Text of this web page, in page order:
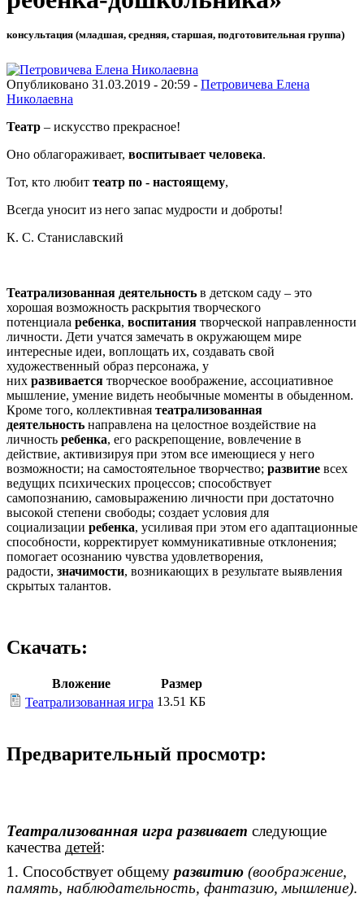
консультация (младшая, средняя, старшая, подготовительная группа)
Опубликовано 31.03.2019 - 20:59 - Петровичева Елена
Николаевна
Театр – искусство прекрасное!
Оно облагораживает, воспитывает человека.
Тот, кто любит театр по - настоящему,
Всегда уносит из него запас мудрости и доброты!
К. С. Станиславский
Театрализованная деятельность в детском саду – это
хорошая возможность раскрытия творческого
потенциала ребенка, воспитания творческой направленности
личности. Дети учатся замечать в окружающем мире
интересные идеи, воплощать их, создавать свой
художественный образ персонажа, у
них развивается творческое воображение, ассоциативное
мышление, умение видеть необычные моменты в обыденном.
Кроме того, коллективная театрализованная
деятельность направлена на целостное воздействие на
личность ребенка, его раскрепощение, вовлечение в
действие, активизируя при этом все имеющиеся у него
возможности; на самостоятельное творчество; развитие всех
ведущих психических процессов; способствует
самопознанию, самовыражению личности при достаточно
высокой степени свободы; создает условия для
социализации ребенка, усиливая при этом его адаптационные
способности, корректирует коммуникативные отклонения;
помогает осознанию чувства удовлетворения,
радости, значимости, возникающих в результате выявления
скрытых талантов.
Скачать:
Вложение
Размер
Театрализованная игра 13.51 КБ
Предварительный просмотр:
Театрализованная игра развивает следующие
качества детей:
1. Способствует общему развитию (воображение,
память, наблюдательность, фантазию, мышление).